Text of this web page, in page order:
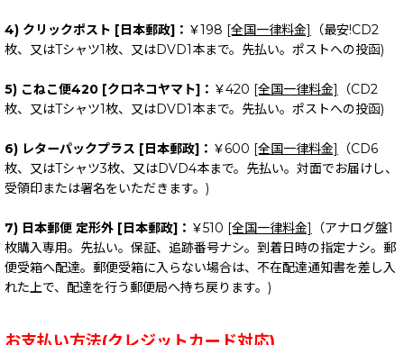
4) クリックポスト [日本郵政]： ￥198 [全国一律料金]
（最安!CD2
枚、又はTシャツ1枚、又はDVD1本まで。先払い。ポストへの投函)
5) こねこ便420 [クロネコヤマト]： ￥420 [全国一律料金]
（CD2
枚、又はTシャツ1枚、又はDVD1本まで。先払い。ポストへの投函)
6) レターパックプラス [日本郵政]： ￥600 [全国一律料金]
（CD6
枚、又はTシャツ3枚、又はDVD4本まで。先払い。対面でお届けし、
受領印または署名をいただきます。)
7) 日本郵便 定形外 [日本郵政]： ￥510 [全国一律料金]
（アナログ盤1
枚購入専用。先払い。保証、追跡番号ナシ。到着日時の指定ナシ。郵
便受箱へ配達。郵便受箱に入らない場合は、不在配達通知書を差し入
れた上で、配達を行う郵便局へ持ち戻ります。)